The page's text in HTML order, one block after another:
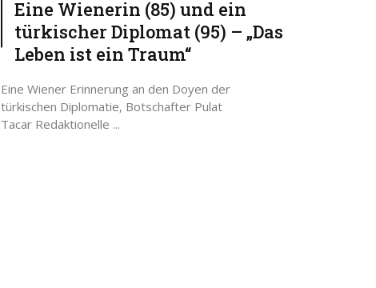
Eine Wienerin (85) und ein
türkischer Diplomat (95) – „Das
Leben ist ein Traum“
Eine Wiener Erinnerung an den Doyen der
türkischen Diplomatie, Botschafter Pulat
Tacar Redaktionelle ...